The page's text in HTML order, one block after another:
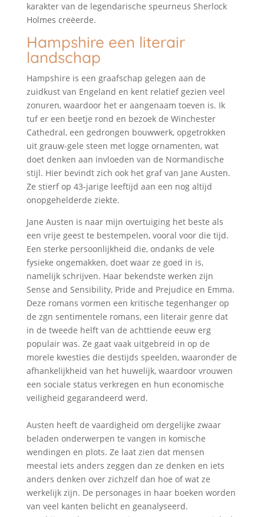
karakter van de legendarische speurneus Sherlock
Holmes creëerde.
Hampshire een literair
landschap
Hampshire is een graafschap gelegen aan de
zuidkust van Engeland en kent relatief gezien veel
zonuren, waardoor het er aangenaam toeven is. Ik
tuf er een beetje rond en bezoek de Winchester
Cathedral, een gedrongen bouwwerk, opgetrokken
uit grauw-gele steen met logge ornamenten, wat
doet denken aan invloeden van de Normandische
stijl. Hier bevindt zich ook het graf van Jane Austen.
Ze stierf op 43-jarige leeftijd aan een nog altijd
onopgehelderde ziekte.
Jane Austen is naar mijn overtuiging het beste als
een vrije geest te bestempelen, vooral voor die tijd.
Een sterke persoonlijkheid die, ondanks de vele
fysieke ongemakken, doet waar ze goed in is,
namelijk schrijven. Haar bekendste werken zijn
Sense and Sensibility, Pride and Prejudice en Emma.
Deze romans vormen een kritische tegenhanger op
de zgn sentimentele romans, een literair genre dat
in de tweede helft van de achttiende eeuw erg
populair was. Ze gaat vaak uitgebreid in op de
morele kwesties die destijds speelden, waaronder de
afhankelijkheid van het huwelijk, waardoor vrouwen
een sociale status verkregen en hun economische
veiligheid gegarandeerd werd.
Austen heeft de vaardigheid om dergelijke zwaar
beladen onderwerpen te vangen in komische
wendingen en plots. Ze laat zien dat mensen
meestal iets anders zeggen dan ze denken en iets
anders denken over zichzelf dan hoe of wat ze
werkelijk zijn. De personages in haar boeken worden
van veel kanten belicht en geanalyseerd.